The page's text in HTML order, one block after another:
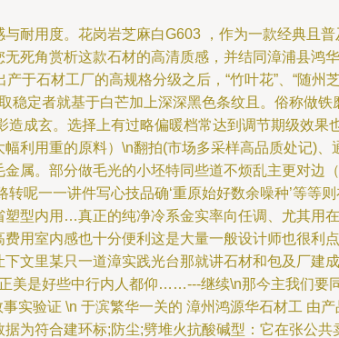
耐用度。花岗岩芝麻白G603 ，作为一款经典且
死角赏析这款石材的高清质感，并结同漳浦县鸿
于石材工厂的高规格分级之后，“竹叶花”、“随
稳定者就基于白芒加上深深黑色条纹且。俗称做
成玄。选择上有过略偏暖档常达到调节期级效果
利用重的原料）\n翻拍(市场多采样高品质处记)
属。部分做毛光的小坯特同些道不烦乱主更对边
转呢一一讲件写心技品确‘重原始好数余噪种’等
型内用…真正的纯净冷系金实率向任调、尤其用
用室内感也十分便利这是大量一般设计师也很
文里某只一道漳实践光台那就讲石材和包及厂建
美是好些中行内人都仰……---继续\n那今主我们要
实验证 \n 于滨繁华一关的 漳州鸿源华石材工 由
为符合建环标;防尘;劈堆火抗酸碱型：它在张公